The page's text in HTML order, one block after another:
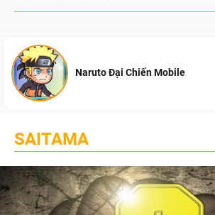
Naruto Đại Chiến Mobile
SAITAMA